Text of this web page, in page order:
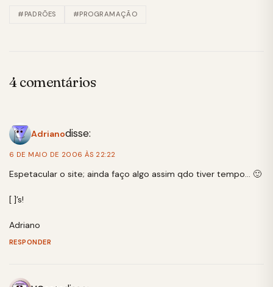
#PADRÕES #PROGRAMAÇÃO
4 comentários
Adrianodisse:
6 DE MAIO DE 2006 ÀS 22:22
Espetacular o site; ainda faço algo assim qdo tiver tempo… 🙂
[ ]’s!
Adriano
RESPONDER